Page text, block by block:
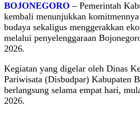
BOJONEGORO – Pemerintah
kembali menunjukkan
budaya sekaligus menggerakkan
melalui penyelenggaraan
2026.
Kegiatan yang digelar oleh Dinas
Pariwisata (Disbudpar) Kabupaten
berlangsung selama empat hari,
2026.